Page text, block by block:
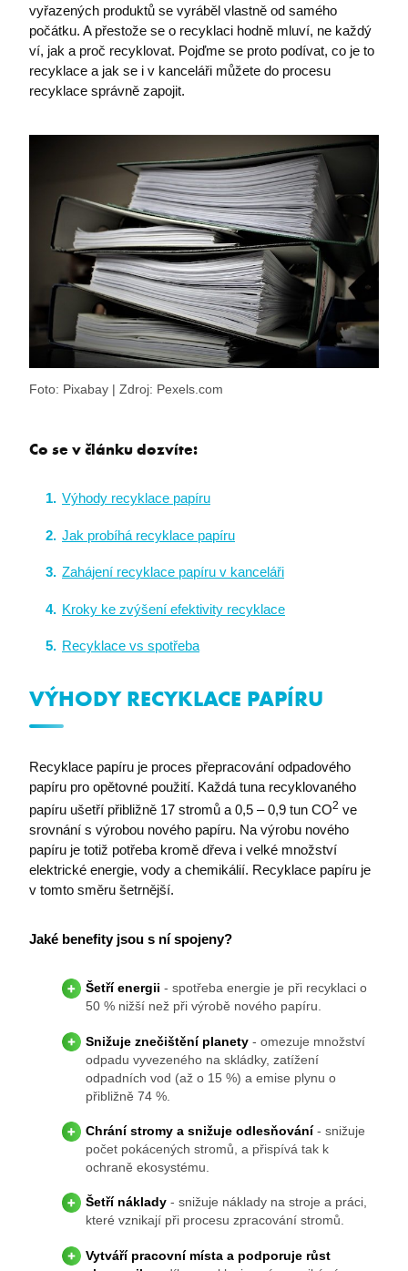
vyřazených produktů se vyráběl vlastně od samého
počátku. A přestože se o recyklaci hodně mluví, ne každý
ví, jak a proč recyklovat. Pojďme se proto podívat, co je to
recyklace a jak se i v kanceláři můžete do procesu
recyklace správně zapojit.
Foto: Pixabay | Zdroj: Pexels.com
Co se v článku dozvíte:
Výhody recyklace papíru
Jak probíhá recyklace papíru
Zahájení recyklace papíru v kanceláři
Kroky ke zvýšení efektivity recyklace
Recyklace vs spotřeba
VÝHODY RECYKLACE PAPÍRU
Recyklace papíru je proces přepracování odpadového
papíru pro opětovné použití. Každá tuna recyklovaného
papíru ušetří přibližně 17 stromů a 0,5 – 0,9 tun CO2 ve
srovnání s výrobou nového papíru. Na výrobu nového
papíru je totiž potřeba kromě dřeva i velké množství
elektrické energie, vody a chemikálií. Recyklace papíru je
v tomto směru šetrnější.
Jaké benefity jsou s ní spojeny?
Šetří energii - spotřeba energie je při recyklaci o
50 % nižší než při výrobě nového papíru.
Snižuje znečištění planety - omezuje množství
odpadu vyvezeného na skládky, zatížení
odpadních vod (až o 15 %) a emise plynu o
přibližně 74 %.
Chrání stromy a snižuje odlesňování- snižuje
počet pokácených stromů, a přispívá tak k
ochraně ekosystému.
Šetří náklady - snižuje náklady na stroje a práci,
které vznikají při procesu zpracování stromů.
Vytváří pracovní místa a podporuje růst